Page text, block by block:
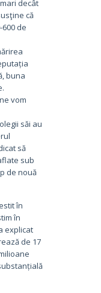
decât
că
de
buna
vom
săi au
să
sub
de nouă
în
în
explicat
de 17